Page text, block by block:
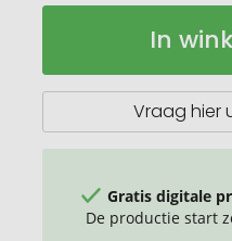
Mini
zonder
Op
In
Vraag hier
Gratis digitale
De productie start